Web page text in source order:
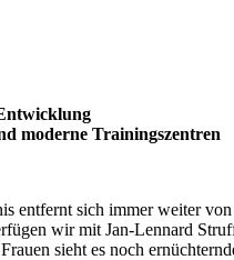
moderne Trainingszentren
entfernt sich immer weiter
wir mit Jan-Lennard
sieht es noch